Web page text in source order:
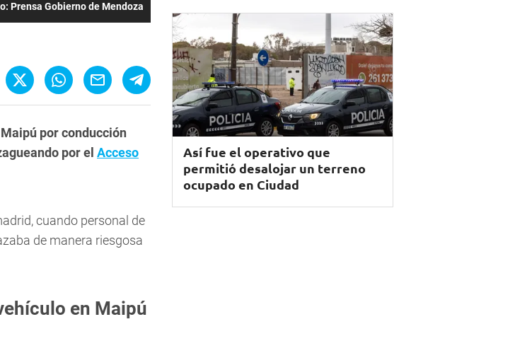
Prensa Gobierno de Mendoza
por conducción
por el Acceso
cuando personal de
de manera riesgosa
en Maipú
Así fue el operativo que
permitió desalojar un terreno
ocupado en Ciudad